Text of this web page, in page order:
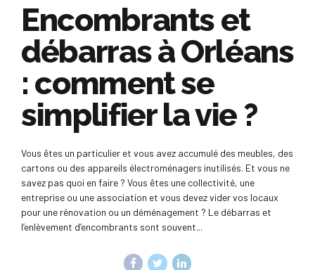
Encombrants et
débarras à Orléans
: comment se
simplifier la vie ?
Vous êtes un particulier et vous avez accumulé des meubles, des
cartons ou des appareils électroménagers inutilisés. Et vous ne
savez pas quoi en faire ? Vous êtes une collectivité, une
entreprise ou une association et vous devez vider vos locaux
pour une rénovation ou un déménagement ? Le débarras et
l’enlèvement d’encombrants sont souvent...